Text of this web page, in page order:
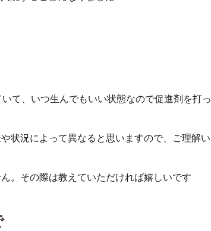
て、いつ生んでもいい状態なので促進剤を打っ
状況によって異なると思いますので、ご理解い
。その際は教えていただければ嬉しいです